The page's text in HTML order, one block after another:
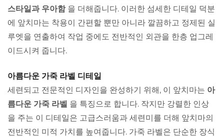
스타일과 우아함 을 더해줍니다. 이러한 섬세한 디테일 덕분
에 앞치마는 착용이 간편할 뿐만 아니라 깔끔하고 정제된 실
루엣을 연출하여 작업 중에도 전반적인 외관을 한층 업그레
이드시켜 줍니다.
아름다운 가죽 라벨 디테일
세련되고 전문적인 디자인을 완성하기 위해, 이 앞치마는 아
름다운 가죽 라벨 을 특징으로 합니다. 작지만 강렬한 인상
을 주는 이 디테일은 고급스러움과 세련미를 더해 앞치마의
전반적인 미적 가치를 높여줍니다. 가죽 라벨은 단순한 장식